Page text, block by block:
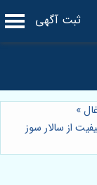
ثبت آگهی
»
از سالار سوز